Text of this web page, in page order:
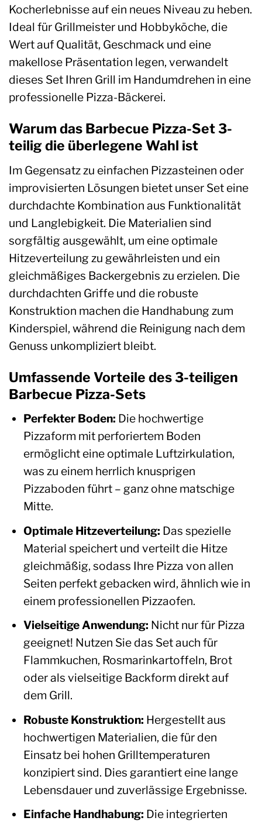
Kocherlebnisse auf ein neues Niveau zu heben.
Ideal für Grillmeister und Hobbyköche, die
Wert auf Qualität, Geschmack und eine
makellose Präsentation legen, verwandelt
dieses Set Ihren Grill im Handumdrehen in eine
professionelle Pizza-Bäckerei.
Warum das Barbecue Pizza-Set 3-
teilig die überlegene Wahl ist
Im Gegensatz zu einfachen Pizzasteinen oder
improvisierten Lösungen bietet unser Set eine
durchdachte Kombination aus Funktionalität
und Langlebigkeit. Die Materialien sind
sorgfältig ausgewählt, um eine optimale
Hitzeverteilung zu gewährleisten und ein
gleichmäßiges Backergebnis zu erzielen. Die
durchdachten Griffe und die robuste
Konstruktion machen die Handhabung zum
Kinderspiel, während die Reinigung nach dem
Genuss unkompliziert bleibt.
Umfassende Vorteile des 3-teiligen
Barbecue Pizza-Sets
Perfekter Boden: Die hochwertige
Pizzaform mit perforiertem Boden
ermöglicht eine optimale Luftzirkulation,
was zu einem herrlich knusprigen
Pizzaboden führt – ganz ohne matschige
Mitte.
Optimale Hitzeverteilung: Das spezielle
Material speichert und verteilt die Hitze
gleichmäßig, sodass Ihre Pizza von allen
Seiten perfekt gebacken wird, ähnlich wie in
einem professionellen Pizzaofen.
Vielseitige Anwendung: Nicht nur für Pizza
geeignet! Nutzen Sie das Set auch für
Flammkuchen, Rosmarinkartoffeln, Brot
oder als vielseitige Backform direkt auf
dem Grill.
Robuste Konstruktion: Hergestellt aus
hochwertigen Materialien, die für den
Einsatz bei hohen Grilltemperaturen
konzipiert sind. Dies garantiert eine lange
Lebensdauer und zuverlässige Ergebnisse.
Einfache Handhabung: Die integrierten